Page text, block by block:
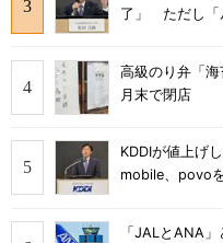
了」 ただし「
高級のり弁「
月末で閉店
KDDIが値上げ
mobile、povo
「JALとANA